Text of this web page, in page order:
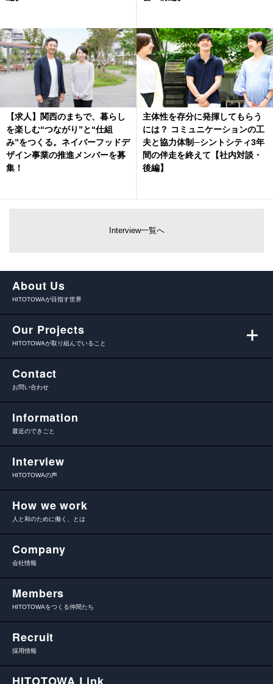
【求人】関西のまちで、暮らし
を楽しむ“つながり”と“仕組
み”をつくる。ネイバーフッドデ
ザイン事業の推進メンバーを募
集！
主体性を存分に発揮してもらう
には？ コミュニケーションの工
夫と協力体制─シントシティ3年
間の伴走を終えて【社内対談・
後編】
Interview一覧へ
About Us
HITOTOWAが目指す世界
Our Projects
HITOTOWAが取り組んでいること
Contact
お問い合わせ
Information
最近のできごと
Interview
HITOTOWAの声
How we work
人と和のために働く、とは
Company
会社情報
Members
HITOTOWAをつくる仲間たち
Recruit
採用情報